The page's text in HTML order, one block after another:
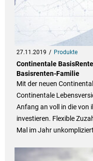
27.11.2019 Produkte
Continentale
Basisrenten-Familie
Mit der neuen
Continentale
Anfang an voll in die von
investieren. Flexible
Mal im Jahr